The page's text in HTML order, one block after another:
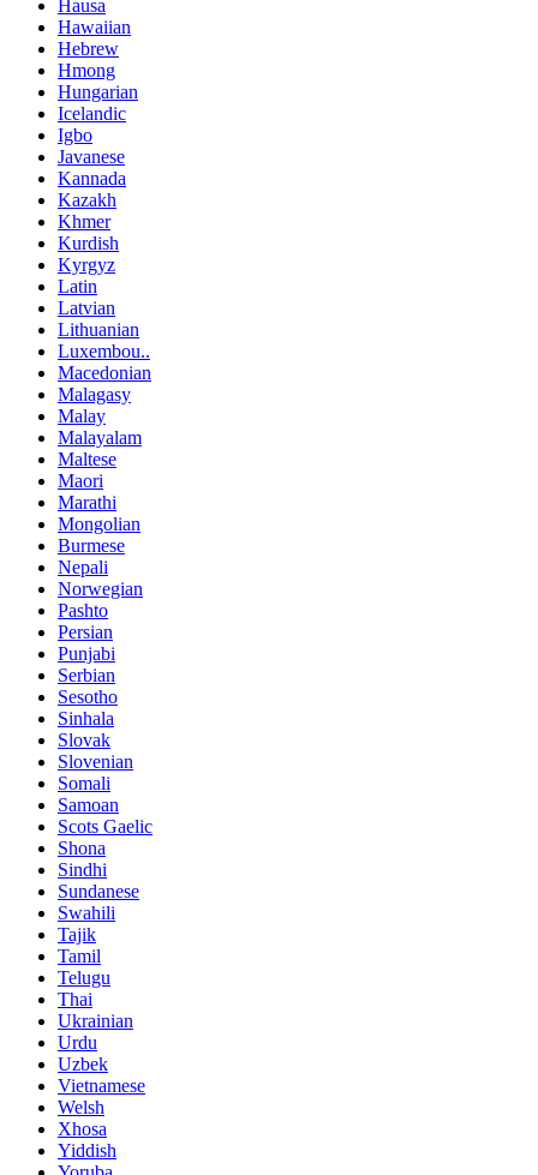
Hausa
Hawaiian
Hebrew
Hmong
Hungarian
Icelandic
Igbo
Javanese
Kannada
Kazakh
Khmer
Kurdish
Kyrgyz
Latin
Latvian
Lithuanian
Luxembou..
Macedonian
Malagasy
Malay
Malayalam
Maltese
Maori
Marathi
Mongolian
Burmese
Nepali
Norwegian
Pashto
Persian
Punjabi
Serbian
Sesotho
Sinhala
Slovak
Slovenian
Somali
Samoan
Scots Gaelic
Shona
Sindhi
Sundanese
Swahili
Tajik
Tamil
Telugu
Thai
Ukrainian
Urdu
Uzbek
Vietnamese
Welsh
Xhosa
Yiddish